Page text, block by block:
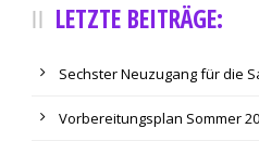
LETZTE BEITRÄGE:
Sechster Neuzugang für die
Vorbereitungsplan Sommer